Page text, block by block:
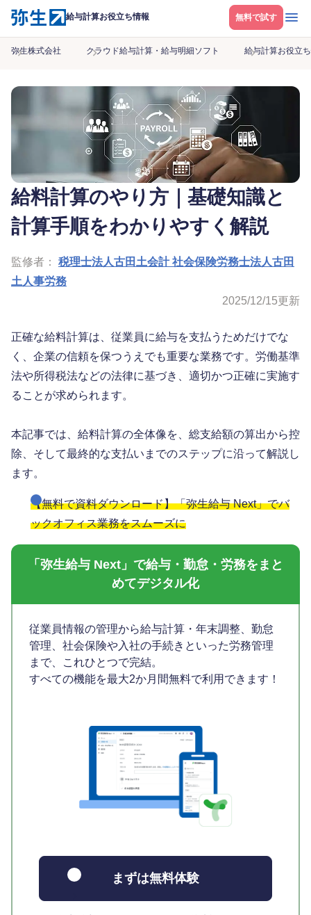
給与計算お役立ち情報 無料で試す メニ
弥生株式会社 クラウド給与計算・給与明細ソフト 給与計算お役立
給料計算のやり方｜基礎知識と
計算手順をわかりやすく解説
監修者： 税理士法人古田土会計 社会保険労務士法人古田
土人事労務
2025/12/15更新
正確な給料計算は、従業員に給与を支払うためだけでな
く、企業の信頼を保つうえでも重要な業務です。労働基準
法や所得税法などの法律に基づき、適切かつ正確に実施す
ることが求められます。
本記事では、給料計算の全体像を、総支給額の算出から控
除、そして最終的な支払いまでのステップに沿って解説し
ます。
【無料で資料ダウンロード】「弥生給与 Next」でバ
ックオフィス業務をスムーズに
「弥生給与 Next」で給与・勤怠・労務をまと
めてデジタル化
従業員情報の管理から給与計算・年末調整、勤怠
管理、社会保険や入社の手続きといった労務管理
まで、これひとつで完結。
すべての機能を最大2か月間無料で利用できます！
まずは無料体験